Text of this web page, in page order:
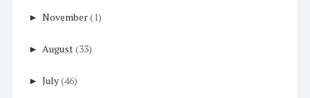
► November(1)
► August(33)
► July(46)